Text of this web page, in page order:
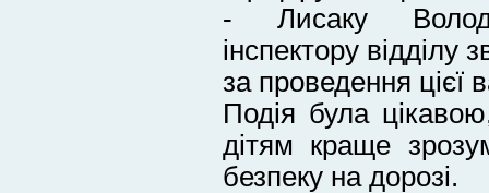
- Лисаку
інспектору відділу
за проведення цієї
Подія була
дітям краще
безпеку на дорозі.